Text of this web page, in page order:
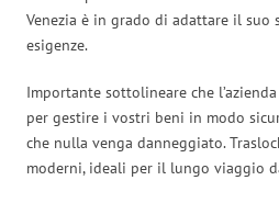
Venezia è in grado di adattare il suo
esigenze.
Importante sottolineare che
per gestire i vostri beni in modo
che nulla venga danneggiato.
moderni, ideali per il lungo viaggio